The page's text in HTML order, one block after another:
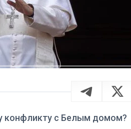
конфликту с Белым домом?